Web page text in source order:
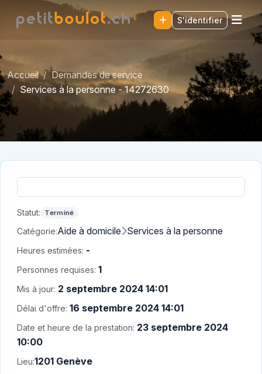
S'identifier
Accueil
Demandes de service
Services à la personne - 14272630
Statut: Terminé
Catégorie:Aide à domicile Services à la personne
Heures estimées: -
Personnes requises: 1
Mis à jour: 2 septembre 2024 14:01
Délai d'offre: 16 septembre 2024 14:01
Date et heure de la prestation: 23 septembre 2024
10:00
Lieu:1201 Genève